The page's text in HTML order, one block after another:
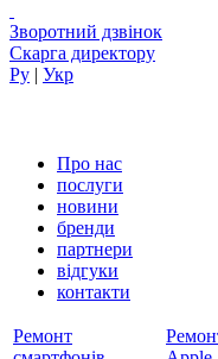
Зворотний дзвінок
Скарга директору
Ру | Укр
Про нас
послуги
новини
бренди
партнери
вiдгуки
контакти
Ремонт